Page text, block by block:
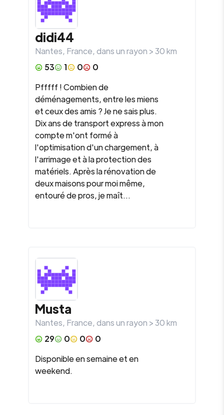
didi44
Nantes, France, dans un rayon >30km
53
1 0
0
Pfffff ! Combien de
déménagements, entre les miens
et ceux des amis ? Je ne sais plus.
Dix ans de transport express à mon
compte m'ont formé à
l'optimisation d'un chargement, à
l'arrimage et à la protection des
matériels. Après la rénovation de
deux maisons pour moi même,
entouré de pros, je maît...
Musta
Nantes, France, dans un rayon >30km
29
0 0
0
Disponible en semaine et en
weekend.